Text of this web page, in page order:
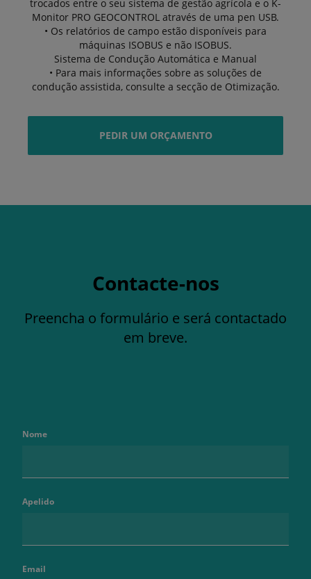
trocados entre o seu sistema de gestão agrícola e o K-
Monitor PRO GEOCONTROL através de uma pen USB.
• Os relatórios de campo estão disponíveis para
máquinas ISOBUS e não ISOBUS.
Sistema de Condução Automática e Manual
• Para mais informações sobre as soluções de
condução assistida, consulte a secção de Otimização.
PEDIR UM ORÇAMENTO
Contacte-nos
Preencha o formulário e será contactado
em breve.
Nome
Apelido
Email